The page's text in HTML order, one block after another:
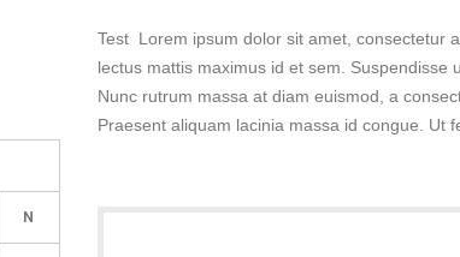
N
Test Lorem ipsum dolor sit amet, consectetur
lectus mattis maximus id et sem. Suspendisse
Nunc rutrum massa at diam euismod, a
Praesent aliquam lacinia massa id congue. Ut